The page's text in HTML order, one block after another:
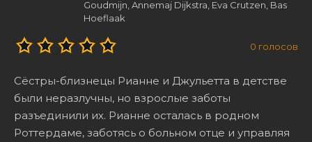
Goudmijn, Annemaj Dijkstra, Eva Crutzen, Bas
Hoeflaak
0 голосов
Сёстры-близнецы Рианне и Джульетта в детстве
были неразлучны, но взрослые заботы
разъединили их. Рианне осталась в родном
Роттердаме, заботясь о больном отце и управляя